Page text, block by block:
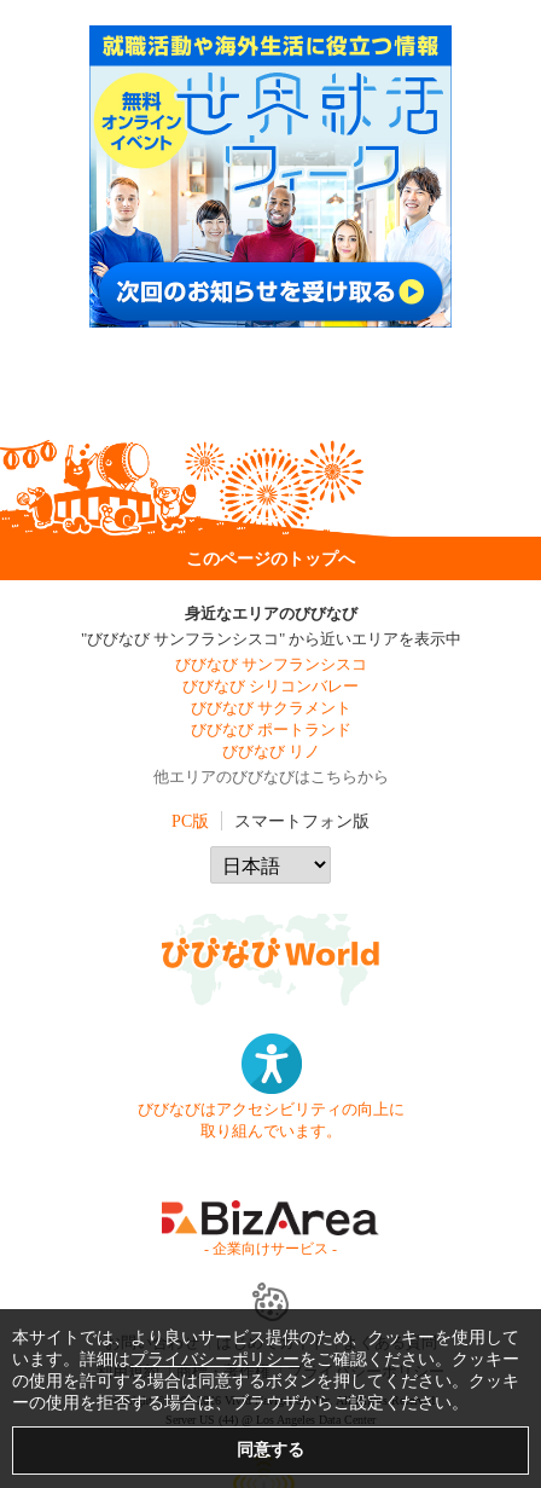
このページのトップへ
身近なエリアのびびなび
"びびなび サンフランシスコ" から近いエリアを表示中
びびなび サンフランシスコ
びびなび シリコンバレー
びびなび サクラメント
びびなび ポートランド
びびなび リノ
他エリアのびびなびはこちらから
PC版 スマートフォン版
びびなびはアクセシビリティの向上に
取り組んでいます。
- 企業向けサービス -
お問い合わせ はじめてガイド
よくある質問
利用規約
商標・著作権 プライバシーポリシー
Copyright © 1999-2026 Vivid Navigation, Inc. All Rights Reserved.
Server US (44) @ Los Angeles Data Center
本サイトでは、より良いサービス提供のため、クッキーを使用して
います。詳細はプライバシーポリシーをご確認ください。クッキー
の使用を許可する場合は同意するボタンを押してください。クッキ
ーの使用を拒否する場合は、ブラウザからご設定ください。